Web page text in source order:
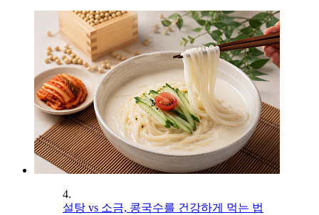
4.
설탕 vs 소금, 콩국수를 건강하게 먹는 법